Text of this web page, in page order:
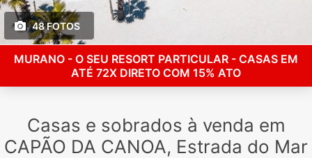
48 FOTOS
MURANO - O SEU RESORT PARTICULAR - CASAS EM
ATÉ 72X DIRETO COM 15% ATO
Casas e sobrados à venda em
CAPÃO DA CANOA, Estrada do Mar